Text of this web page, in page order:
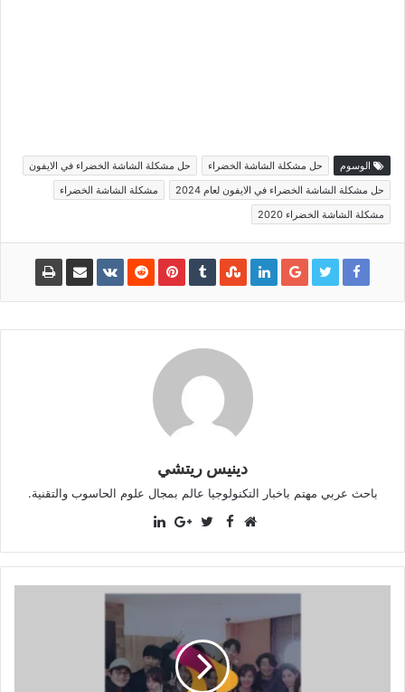
الوسوم حل مشكلة الشاشة الخضراء
حل مشكلة الشاشة الخضراء في الايفون
حل مشكلة الشاشة الخضراء في الايفون لعام 2024
مشكلة الشاشة الخضراء
مشكلة الشاشة الخضراء 2020
دينيس ريتشي
باحث عربي مهتم باخبار التكنولوجيا عالم بمجال علوم الحاسوب والتقنية.
Facebook